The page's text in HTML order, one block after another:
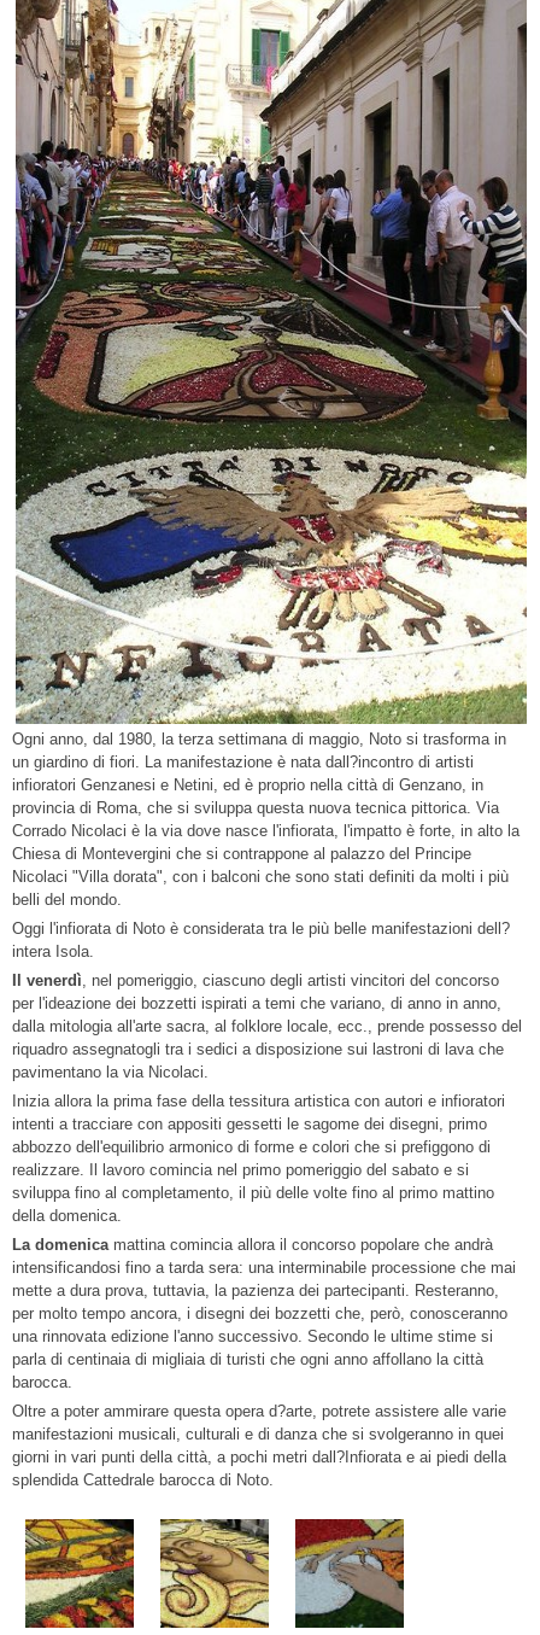
Ogni anno, dal 1980, la terza settimana di maggio, Noto si trasforma in
un giardino di fiori. La manifestazione è nata dall?incontro di artisti
infioratori Genzanesi e Netini, ed è proprio nella città di Genzano, in
provincia di Roma, che si sviluppa questa nuova tecnica pittorica. Via
Corrado Nicolaci è la via dove nasce l'infiorata, l'impatto è forte, in alto la
Chiesa di Montevergini che si contrappone al palazzo del Principe
Nicolaci "Villa dorata", con i balconi che sono stati definiti da molti i più
belli del mondo.
Oggi l'infiorata di Noto è considerata tra le più belle manifestazioni dell?
intera Isola.
Il venerdì, nel pomeriggio, ciascuno degli artisti vincitori del concorso
per l'ideazione dei bozzetti ispirati a temi che variano, di anno in anno,
dalla mitologia all'arte sacra, al folklore locale, ecc., prende possesso del
riquadro assegnatogli tra i sedici a disposizione sui lastroni di lava che
pavimentano la via Nicolaci.
Inizia allora la prima fase della tessitura artistica con autori e infioratori
intenti a tracciare con appositi gessetti le sagome dei disegni, primo
abbozzo dell'equilibrio armonico di forme e colori che si prefiggono di
realizzare. Il lavoro comincia nel primo pomeriggio del sabato e si
sviluppa fino al completamento, il più delle volte fino al primo mattino
della domenica.
La domenicamattina comincia allora il concorso popolare che andrà
intensificandosi fino a tarda sera: una interminabile processione che mai
mette a dura prova, tuttavia, la pazienza dei partecipanti. Resteranno,
per molto tempo ancora, i disegni dei bozzetti che, però, conosceranno
una rinnovata edizione l'anno successivo. Secondo le ultime stime si
parla di centinaia di migliaia di turisti che ogni anno affollano la città
barocca.
Oltre a poter ammirare questa opera d?arte, potrete assistere alle varie
manifestazioni musicali, culturali e di danza che si svolgeranno in quei
giorni in vari punti della città, a pochi metri dall?Infiorata e ai piedi della
splendida Cattedrale barocca di Noto.